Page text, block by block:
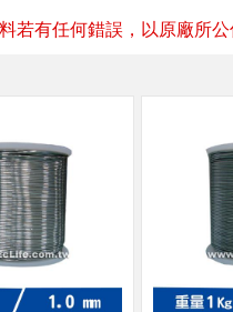
若有任何錯誤，以原廠所公